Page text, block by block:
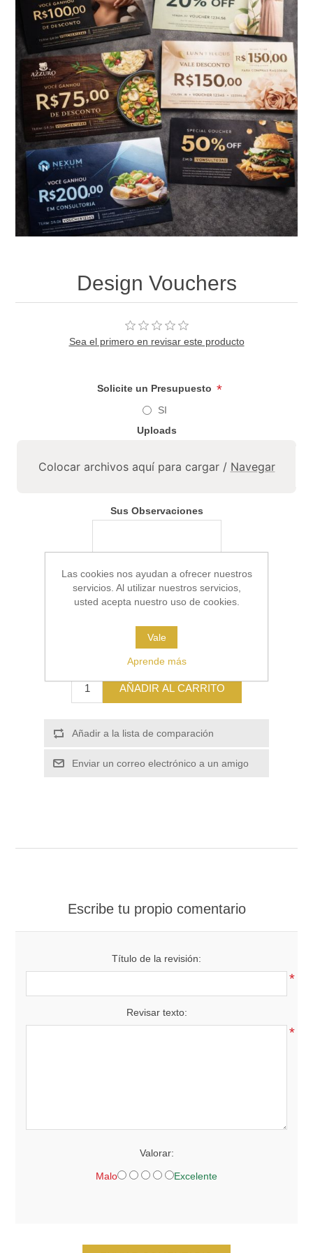
Design Vouchers
Sea el primero en revisar este producto
Solicite un Presupuesto *
SI
Uploads
Colocar archivos aquí para cargar / Navegar
Sus Observaciones
€25,00
AÑADIR AL CARRITO
Añadir a la lista de comparación
Enviar un correo electrónico a un amigo
Escribe tu propio comentario
Título de la revisión:
*
Revisar texto:
*
Valorar:
Malo Excelente
Las cookies nos ayudan a ofrecer nuestros
servicios. Al utilizar nuestros servicios,
usted acepta nuestro uso de cookies.
Vale
Aprende más